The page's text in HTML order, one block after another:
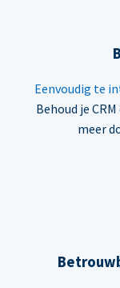
Eenvoudig te
Behoud je
meer